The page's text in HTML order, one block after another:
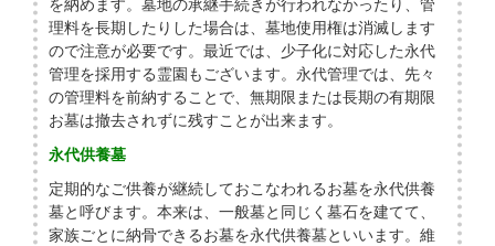
理料を長期したりした場合は、墓地使用権は消滅します
ので注意が必要です。最近では、少子化に対応した永代
管理を採用する霊園もございます。永代管理では、先々
の管理料を前納することで、無期限または長期の有期限
お墓は撤去されずに残すことが出来ます。
永代供養墓
定期的なご供養が継続しておこなわれるお墓を永代供養
墓と呼びます。本来は、一般墓と同じく墓石を建てて、
家族ごとに納骨できるお墓を永代供養墓といいます。維